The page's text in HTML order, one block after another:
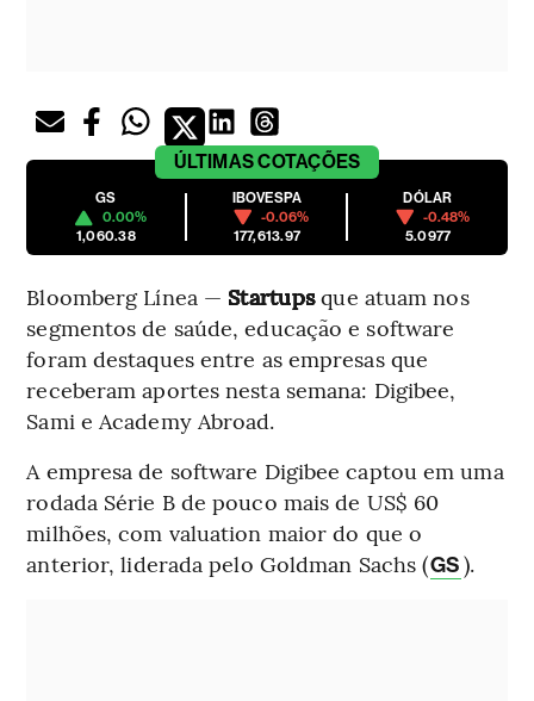
ÚLTIMASCOTAÇÕES
GS
0.00%
1,060.38
IBOVESPA
-0.06%
177,613.97
DÓLAR
-0.48%
5.0977
Bloomberg Línea — Startupsque atuam nos
segmentos de saúde, educação e software
foram destaques entre as empresas que
receberam aportes nesta semana: Digibee,
Sami e Academy Abroad.
A empresa de software Digibee captou em uma
rodada Série B de pouco mais de US$ 60
milhões, com valuation maior do que o
anterior, liderada pelo Goldman Sachs (GS).